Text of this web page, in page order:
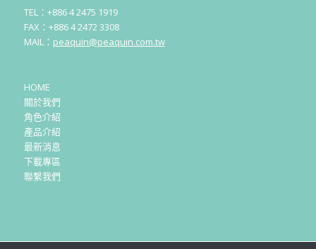
TEL：+886 4 2475 1919
FAX：+886 4 2472 3308
MAIL： peaquin@peaquin.com.tw
HOME
關於我們
角色介紹
產品介紹
最新消息
下載專區
聯繫我們